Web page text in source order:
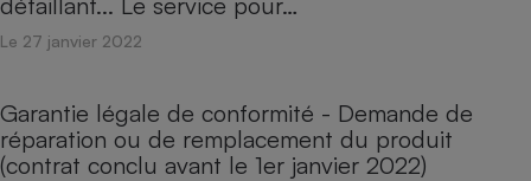
Le 27 janvier 2022
Garantie légale de conformité - Demande de
réparation ou de remplacement du produit
(contrat conclu avant le 1er janvier 2022)